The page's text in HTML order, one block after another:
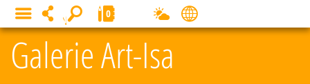
Galerie Art-Isa
MENU 0
Panneau de gestion des cookies